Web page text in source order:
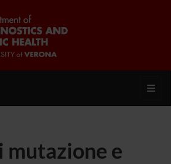
mutazione e